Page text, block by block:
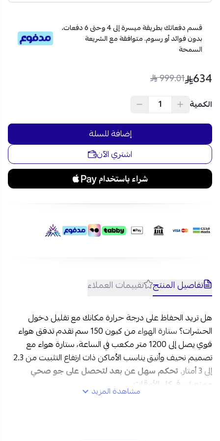
والشوائب لبيئة أنظف.
تقليل دخول الحشرات:يحافظ على نظافة المكان ويوفر
راحة أكبر للمستخدمين.
كيون 150 سم. اطلبها الآن عبى متجر نجم الأجهزة الكهربائية،
وتمتع بأفضل جودة تحكم وفعالية!
قسم دفعاتك بطريقة ميسرة إلى 4 وحتى 6 دفعات،
بدون فوائد أو رسوم. متوافقة مع الشريعة
السمحة
634
999.01
الكمية
إضافة للسلة
اشتري الآن
تفاصيل المنتج تقييمات العملاء
هل تريد الحفاظ على درجة حرارة مكانك مع تقليل دخول
الحشرات؟ستارة الهواء
من كيون 150 سم تقدم تدفق هواء
قوي يصل إلى 1200 متر مكعب في الساعة، ستارة هواء مع
تصميم نحيف وأنيق يناسب الأماكن ذات ارتفاع التثبيت من 2.3
إلى 3 أمتار.
تحكم سهل عن بعد لتحصل على جو صحي
ومنعش في كل الأوقات.مشاهدة المزيد